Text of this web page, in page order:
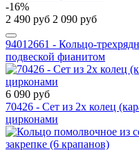
-16%
2 490 руб 2 090 руб
94012661 - Кольцо-
подвеской фианитом
6 090 руб
70426 - Сет из 2х колец
цирконами